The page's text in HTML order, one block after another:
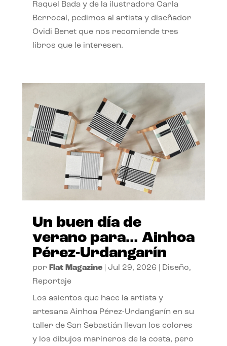
Raquel Bada y de la ilustradora Carla
Berrocal, pedimos al artista y diseñador
Ovidi Benet que nos recomiende tres
libros que le interesen.
Un buen día de
verano para… Ainhoa
Pérez-Urdangarín
por Flat Magazine| Jul 29, 2026 Diseño,
Reportaje
Los asientos que hace la artista y
artesana Ainhoa Pérez-Urdangarín en su
taller de San Sebastián llevan los colores
y los dibujos marineros de la costa, pero